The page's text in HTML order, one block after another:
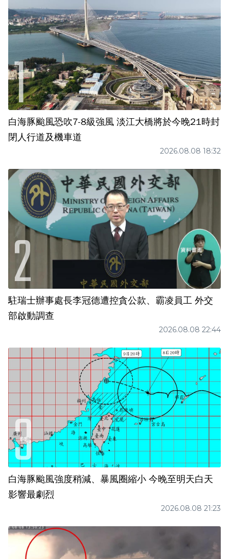
白海豚颱風恐吹7-8級強風 淡江大橋將於今晚21時封
閉人行道及機車道
2026.08.08 18:32
駐瑞士辦事處長李冠德遭控貪公款、霸凌員工 外交
部啟動調查
2026.08.08 22:44
白海豚颱風強度稍減、暴風圈縮小 今晚至明天白天
影響最劇烈
2026.08.08 21:23